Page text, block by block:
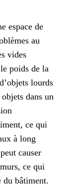
espace de
au
vides
poids de la
lourds
dans un
ce qui
à long
causer
ce qui
du bâtiment.